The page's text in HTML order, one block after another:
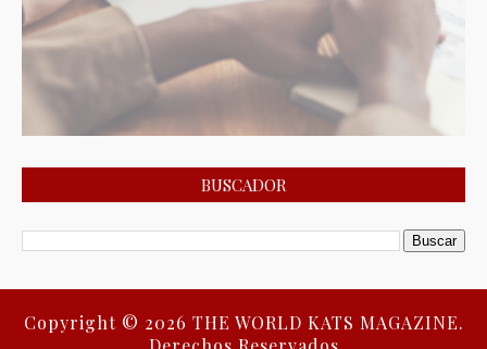
BUSCADOR
Copyright © 2026 THE WORLD KATS MAGAZINE.